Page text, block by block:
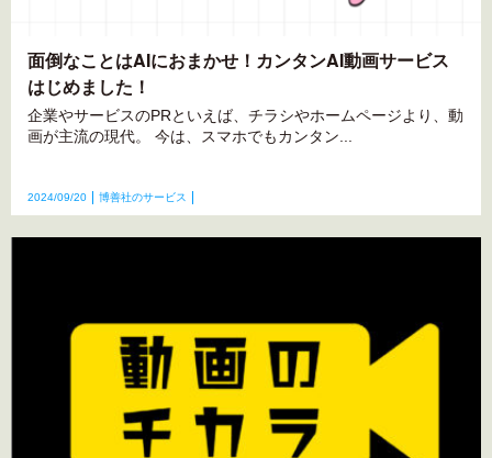
面倒なことはAIにおまかせ！カンタンAI動画サービス
はじめました！
企業やサービスのPRといえば、チラシやホームページより、動
画が主流の現代。 今は、スマホでもカンタン...
2024/09/20 博善社のサービス